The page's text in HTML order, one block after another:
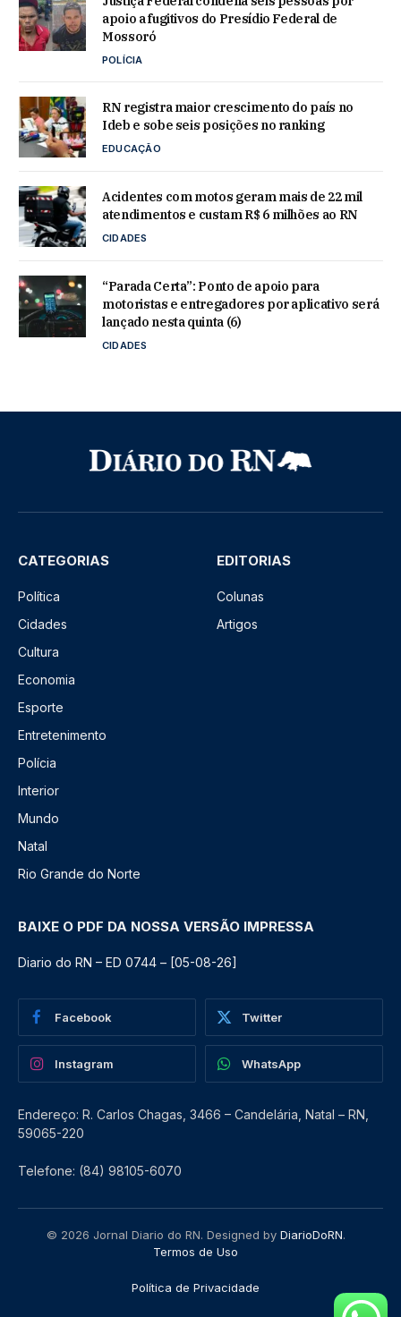
apoio a fugitivos do Presídio Federal de
Mossoró
POLÍCIA
RN registra maior crescimento do país no
Ideb e sobe seis posições no ranking
EDUCAÇÃO
Acidentes com motos geram mais de 22 mil
atendimentos e custam R$ 6 milhões ao RN
CIDADES
“Parada Certa”: Ponto de apoio para
motoristas e entregadores por aplicativo será
lançado nesta quinta (6)
CIDADES
CATEGORIAS
Política
Cidades
Cultura
Economia
Esporte
Entretenimento
Polícia
Interior
Mundo
Natal
Rio Grande do Norte
EDITORIAS
Colunas
Artigos
BAIXE O PDF DA NOSSA VERSÃO IMPRESSA
Diario do RN – ED 0744 – [05-08-26]
Facebook Twitter
Instagram WhatsApp
Endereço: R. Carlos Chagas, 3466 – Candelária, Natal – RN,
59065-220
Telefone: (84) 98105-6070
© 2026 Jornal Diario do RN. Designed by DiarioDoRN.
Termos de Uso
Política de Privacidade